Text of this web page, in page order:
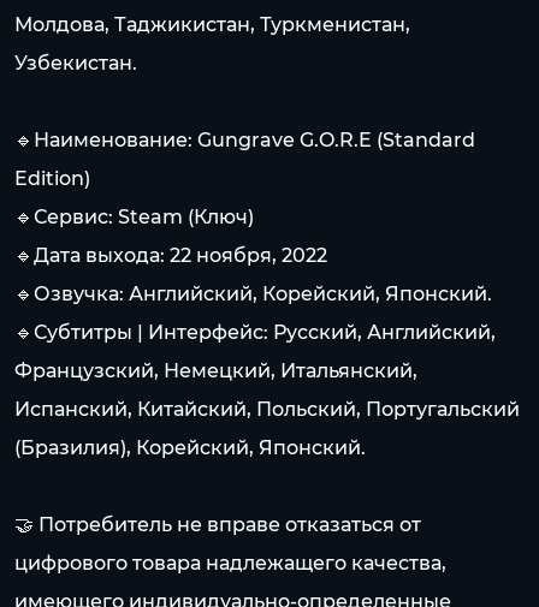
Молдова, Таджикистан, Туркменистан,
Узбекистан.
🔹Наименование: Gungrave G.O.R.E (Standard
Edition)
🔹Сервис: Steam (Ключ)
🔹Дата выхода: 22 ноября, 2022
🔹Озвучка: Английский, Корейский, Японский.
🔹Субтитры | Интерфейс: Русский, Английский,
Французский, Немецкий, Итальянский,
Испанский, Китайский, Польский, Португальский
(Бразилия), Корейский, Японский.
🤝 Потребитель не вправе отказаться от
цифрового товара надлежащего качества,
имеющего индивидуально-определенные